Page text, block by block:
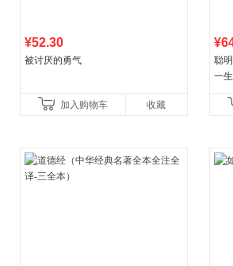
¥52.30
被讨厌的勇气
加入购物车 收藏
聪
一